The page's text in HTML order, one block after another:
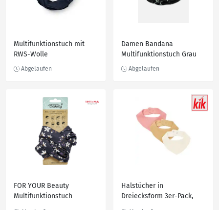
Multifunktionstuch mit
RWS-Wolle
Damen Bandana
Multifunktionstuch Grau
FOR YOUR Beauty
Multifunktionstuch
Halstücher in
Dreiecksform 3er-Pack,